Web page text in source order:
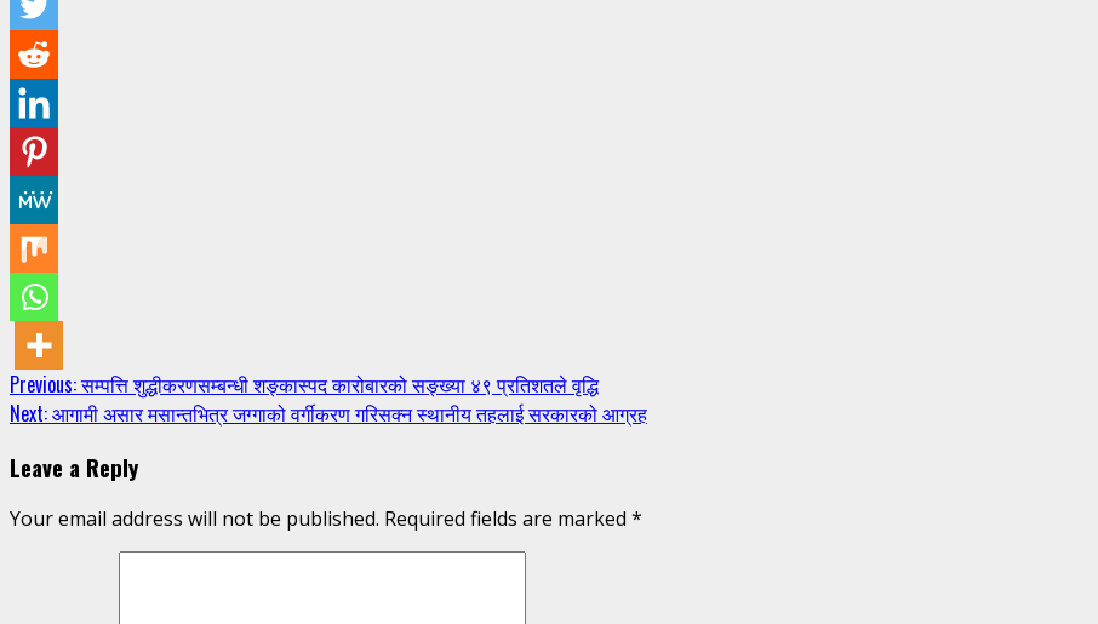
Continue
Reading
Previous:सम्पत्ति शुद्धीकरणसम्बन्धी शङ्कास्पद कारोबारको सङ्ख्या ४९ प्रतिशतले वृद्धि
Next:आगामी असार मसान्तभित्र जग्गाको वर्गीकरण गरिसक्न स्थानीय तहलाई सरकारको आग्रह
Leave a Reply
Your email address will not be published. Required fields are marked *